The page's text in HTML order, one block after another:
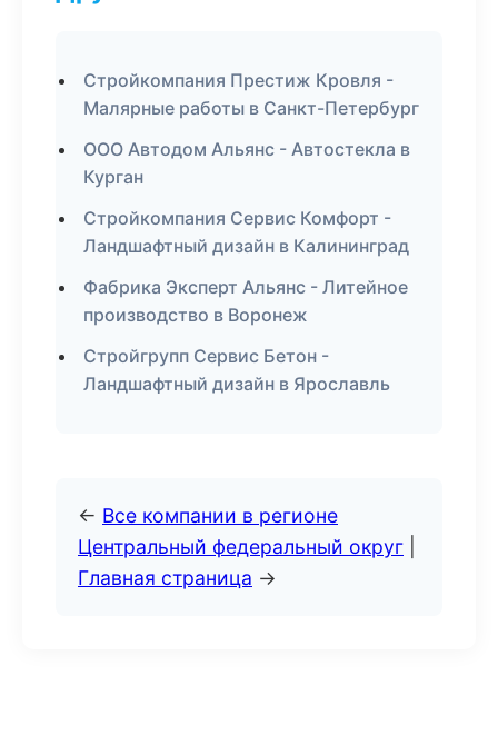
Стройкомпания Престиж Кровля -
Малярные работы в Санкт-Петербург
ООО Автодом Альянс - Автостекла в
Курган
Стройкомпания Сервис Комфорт -
Ландшафтный дизайн в Калининград
Фабрика Эксперт Альянс - Литейное
производство в Воронеж
Стройгрупп Сервис Бетон -
Ландшафтный дизайн в Ярославль
← Все компании в регионе
Центральный федеральный округ
Главная страница →